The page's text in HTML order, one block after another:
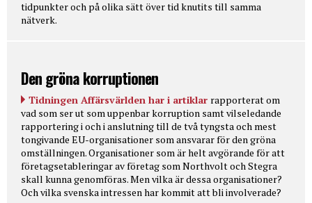
tidpunkter och på olika sätt över tid knutits till samma
nätverk.
Den gröna korruptionen
Tidningen Affärsvärlden har i artiklar rapporterat om
vad som ser ut som uppenbar korruption samt vilseledande
rapportering i och i anslutning till de två tyngsta och mest
tongivande EU-organisationer som ansvarar för den gröna
omställningen. Organisationer som är helt avgörande för att
företagsetableringar av företag som Northvolt och Stegra
skall kunna genomföras. Men vilka är dessa organisationer?
Och vilka svenska intressen har kommit att bli involverade?